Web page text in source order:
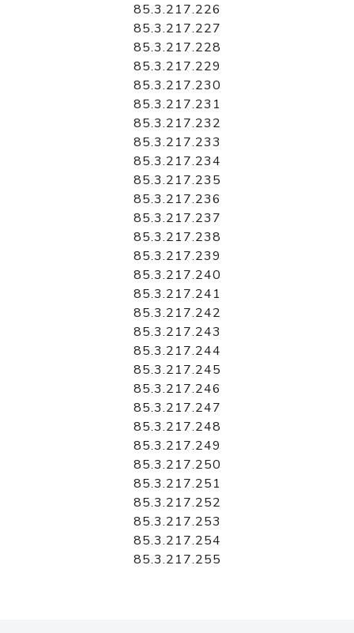
85.3.217.226
85.3.217.227
85.3.217.228
85.3.217.229
85.3.217.230
85.3.217.231
85.3.217.232
85.3.217.233
85.3.217.234
85.3.217.235
85.3.217.236
85.3.217.237
85.3.217.238
85.3.217.239
85.3.217.240
85.3.217.241
85.3.217.242
85.3.217.243
85.3.217.244
85.3.217.245
85.3.217.246
85.3.217.247
85.3.217.248
85.3.217.249
85.3.217.250
85.3.217.251
85.3.217.252
85.3.217.253
85.3.217.254
85.3.217.255